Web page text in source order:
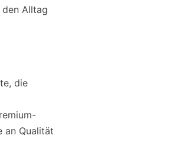
den Alltag
die
an Qualität